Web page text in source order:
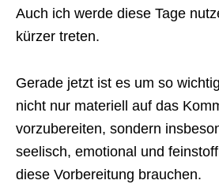
Auch ich werde diese Tage
kürzer treten.
Gerade jetzt ist es um so
nicht nur materiell auf das
vorzubereiten, sondern
seelisch, emotional und
diese Vorbereitung brauchen.